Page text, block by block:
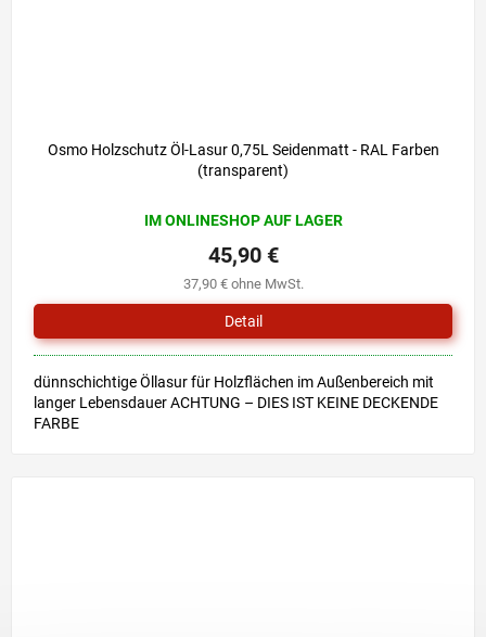
Osmo Holzschutz Öl-Lasur 0,75L Seidenmatt - RAL Farben
(transparent)
IM ONLINESHOP AUF LAGER
37,90 € ohne MwSt.
45,90 €
Detail
dünnschichtige Öllasur für Holzflächen im Außenbereich mit
langer Lebensdauer ACHTUNG – DIES IST KEINE DECKENDE
FARBE